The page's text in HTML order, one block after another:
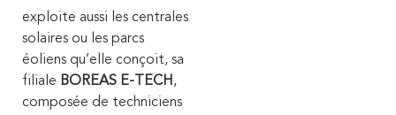
exploite aussi les centrales
solaires ou les parcs
éoliens qu’elle conçoit, sa
filiale BOREAS E-TECH ,
composée de techniciens